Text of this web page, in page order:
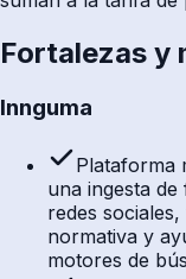
Fortalezas y
Innguma
Plataforma
una ingesta
redes
normativa y
motores de